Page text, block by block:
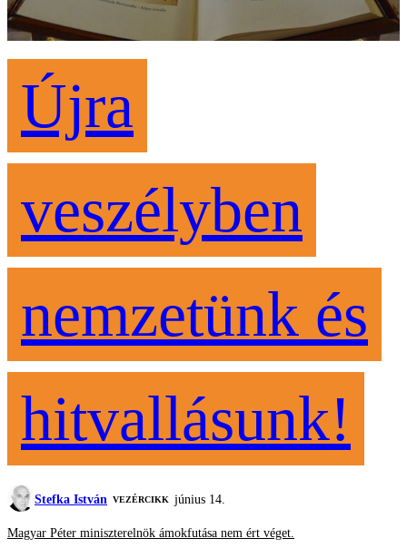
Újra
veszélyben
nemzetünk és
hitvallásunk!
Stefka István VEZÉRCIKK június 14.
Magyar Péter miniszterelnök ámokfutása nem ért véget.